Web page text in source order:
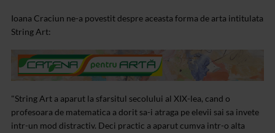
Ioana Craciun ne-a povestit despre aceasta forma de arta intitulata
String Art:
"String Art a aparut la sfarsitul secolului al XIX-lea, cand o
profesoara de matematica a dorit sa-i atraga pe elevii sai sa invete
intr-un mod distractiv. Deci practic a aparut cumva intr-o alta